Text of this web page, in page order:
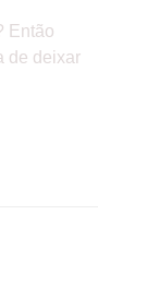
Então
de deixar